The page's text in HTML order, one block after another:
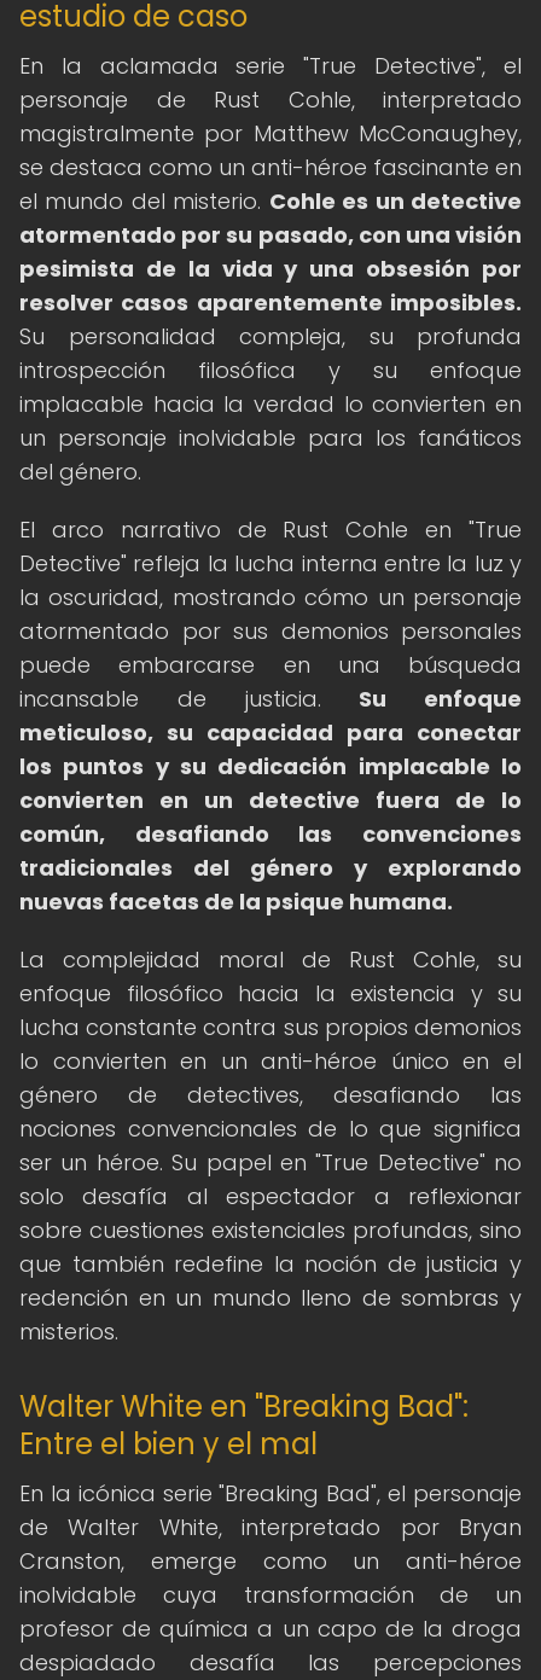
estudio de caso
En la aclamada serie "True Detective", el
personaje de Rust Cohle, interpretado
magistralmente por Matthew McConaughey,
se destaca como un anti-héroe fascinante en
el mundo del misterio. Cohle es un detective
atormentado por su pasado, con una visión
pesimista de la vida y una obsesión por
resolver casos aparentemente imposibles.
Su personalidad compleja, su profunda
introspección filosófica y su enfoque
implacable hacia la verdad lo convierten en
un personaje inolvidable para los fanáticos
del género.
El arco narrativo de Rust Cohle en "True
Detective" refleja la lucha interna entre la luz y
la oscuridad, mostrando cómo un personaje
atormentado por sus demonios personales
puede embarcarse en una búsqueda
incansable de justicia. Su enfoque
meticuloso, su capacidad para conectar
los puntos y su dedicación implacable lo
convierten en un detective fuera de lo
común, desafiando las convenciones
tradicionales del género y explorando
nuevas facetas de la psique humana.
La complejidad moral de Rust Cohle, su
enfoque filosófico hacia la existencia y su
lucha constante contra sus propios demonios
lo convierten en un anti-héroe único en el
género de detectives, desafiando las
nociones convencionales de lo que significa
ser un héroe. Su papel en "True Detective" no
solo desafía al espectador a reflexionar
sobre cuestiones existenciales profundas, sino
que también redefine la noción de justicia y
redención en un mundo lleno de sombras y
misterios.
Walter White en "Breaking Bad":
Entre el bien y el mal
En la icónica serie "Breaking Bad", el personaje
de Walter White, interpretado por Bryan
Cranston, emerge como un anti-héroe
inolvidable cuya transformación de un
profesor de química a un capo de la droga
despiadado desafía las percepciones